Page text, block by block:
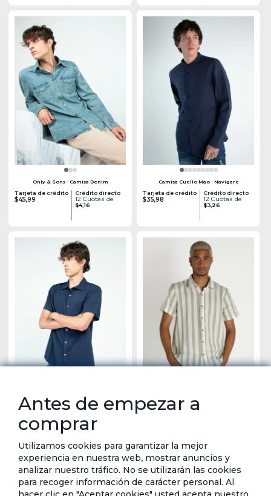
Only & Sons - Camisa Denim
Tarjeta de crédito
$45,99
Crédito directo
12 Cuotas de
$4,16
Camisa Cuello Mao - Navigare
Tarjeta de crédito
$35,98
Crédito directo
12 Cuotas de
$3,26
Camisa Casual Manga Corta - Navigare
$18,00
$29,99
12 Cuotas de
$1,63
Camisa Manga Corta - Navigare
Antes de empezar a
comprar
Utilizamos cookies para garantizar la mejor
experiencia en nuestra web, mostrar anuncios y
analizar nuestro tráfico. No se utilizarán las cookies
para recoger información de carácter personal. Al